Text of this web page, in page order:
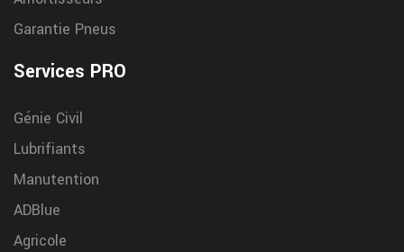
Garantie Pneus
Services PRO
Génie Civil
Lubrifiants
Manutention
ADBlue
Agricole